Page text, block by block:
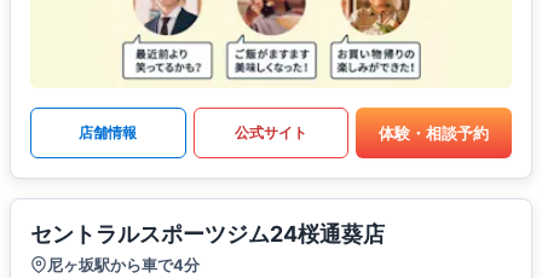
店舗情報 公式サイト 体験・相談予約
セントラルスポーツジム24桜通葵店
尼ヶ坂駅から車で4分